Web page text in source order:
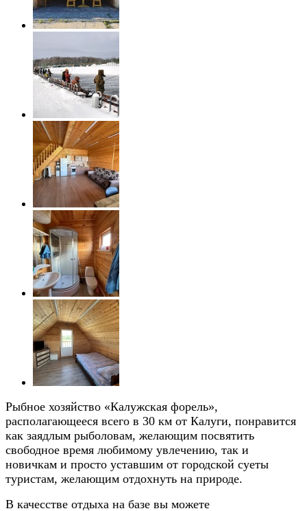
Рыбное хозяйство «Калужская форель»,
располагающееся всего в 30 км от Калуги, понравится
как заядлым рыболовам, желающим посвятить
свободное время любимому увлечению, так и
новичкам и просто уставшим от городской суеты
туристам, желающим отдохнуть на природе.
В качесстве отдыха на базе вы можете